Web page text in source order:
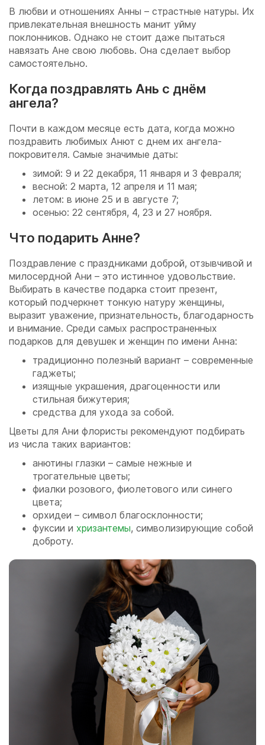
В любви и отношениях Анны – страстные натуры. Их
привлекательная внешность манит уйму
поклонников. Однако не стоит даже пытаться
навязать Ане свою любовь. Она сделает выбор
самостоятельно.
Когда поздравлять Ань с днём
ангела?
Почти в каждом месяце есть дата, когда можно
поздравить любимых Анют с днем их ангела-
покровителя. Самые значимые даты:
зимой: 9 и 22 декабря, 11 января и 3 февраля;
весной: 2 марта, 12 апреля и 11 мая;
летом: в июне 25 и в августе 7;
осенью: 22 сентября, 4, 23 и 27 ноября.
Что подарить Анне?
Поздравление с праздниками доброй, отзывчивой и
милосердной Ани – это истинное удовольствие.
Выбирать в качестве подарка стоит презент,
который подчеркнет тонкую натуру женщины,
выразит уважение, признательность, благодарность
и внимание. Среди самых распространенных
подарков для девушек и женщин по имени Анна:
традиционно полезный вариант – современные
гаджеты;
изящные украшения, драгоценности или
стильная бижутерия;
средства для ухода за собой.
Цветы для Ани флористы рекомендуют подбирать
из числа таких вариантов:
анютины глазки – самые нежные и
трогательные цветы;
фиалки розового, фиолетового или синего
цвета;
орхидеи – символ благосклонности;
фуксии и хризантемы, символизирующие собой
доброту.